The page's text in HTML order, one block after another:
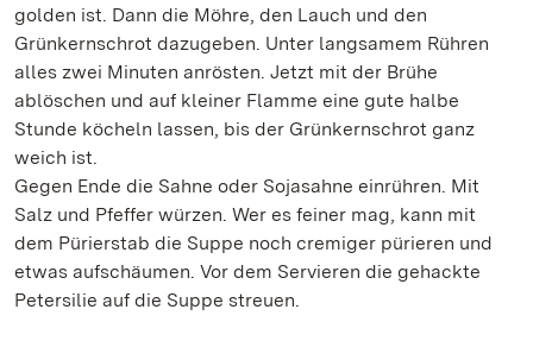
golden ist. Dann die Möhre, den Lauch und den
Grünkernschrot dazugeben. Unter langsamem Rühren
alles zwei Minuten anrösten. Jetzt mit der Brühe
ablöschen und auf kleiner Flamme eine gute halbe
Stunde köcheln lassen, bis der Grünkernschrot ganz
weich ist.
Gegen Ende die Sahne oder Sojasahne einrühren. Mit
Salz und Pfeffer würzen. Wer es feiner mag, kann mit
dem Pürierstab die Suppe noch cremiger pürieren und
etwas aufschäumen. Vor dem Servieren die gehackte
Petersilie auf die Suppe streuen.